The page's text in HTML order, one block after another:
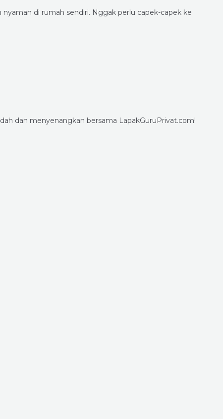
di rumah sendiri. Nggak perlu capek-capek ke
dan menyenangkan bersama LapakGuruPrivat.com!